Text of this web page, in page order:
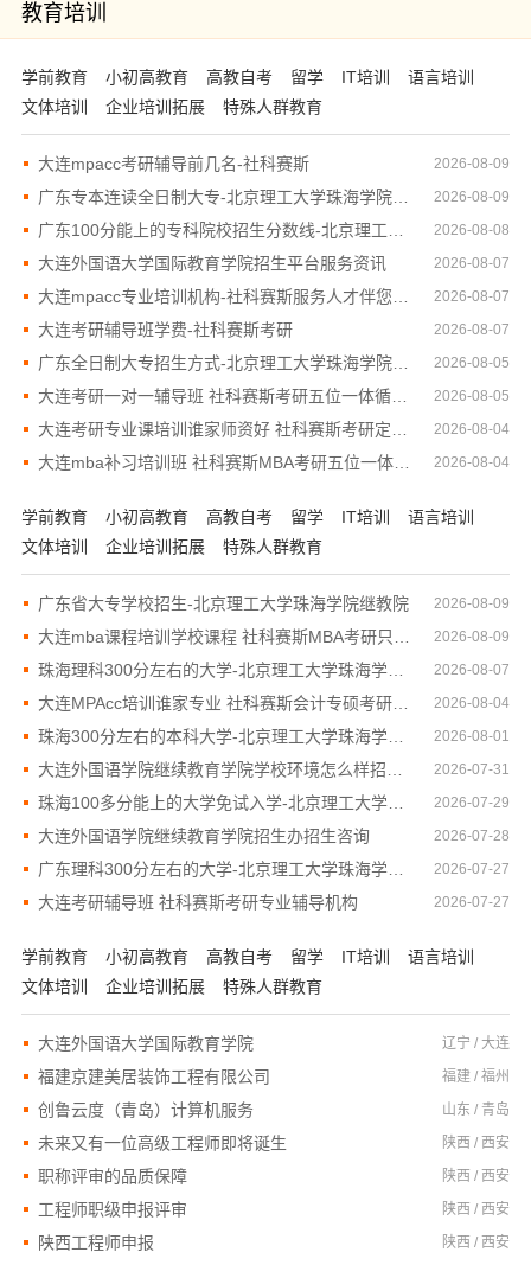
教育培训
学前教育 小初高教育 高教自考 留学 IT培训
语言培训
文体培训
企业培训拓展 特殊人群教育
大连mpacc考研辅导前几名-社科赛斯 2026-08-09
广东专本连读全日制大专-北京理工大学珠海学院继续教育学院 2026-08-09
2026-08-08
大连外国语大学国际教育学院招生平台服务资讯 2026-08-07
2026-08-07
大连考研辅导班学费-社科赛斯考研 2026-08-07
广东全日制大专招生方式-北京理工大学珠海学院继教院 2026-08-05
大连考研一对一辅导班 社科赛斯考研五位一体循环教学 2026-08-05
2026-08-04
大连mba补习培训班 社科赛斯MBA考研五位一体循环教学 2026-08-04
学前教育 小初高教育 高教自考 留学 IT培训
语言培训
文体培训
企业培训拓展 特殊人群教育
广东省大专学校招生-北京理工大学珠海学院继教院 2026-08-09
2026-08-09
珠海理科300分左右的大学-北京理工大学珠海学院继续教育学院 2026-08-07
大连MPAcc培训谁家专业 社科赛斯会计专硕考研定制专属学生方案 2026-08-04
珠海300分左右的本科大学-北京理工大学珠海学院继续教育学院 2026-08-01
2026-07-31
珠海100多分能上的大学免试入学-北京理工大学珠海学院继教院 2026-07-29
大连外国语学院继续教育学院招生办招生咨询 2026-07-28
广东理科300分左右的大学-北京理工大学珠海学院继续教育学院 2026-07-27
大连考研辅导班 社科赛斯考研专业辅导机构 2026-07-27
学前教育 小初高教育 高教自考 留学 IT培训
语言培训
文体培训
企业培训拓展 特殊人群教育
大连外国语大学国际教育学院 辽宁 / 大连
福建京建美居装饰工程有限公司 福建 / 福州
创鲁云度（青岛）计算机服务 山东 / 青岛
未来又有一位高级工程师即将诞生 陕西 / 西安
职称评审的品质保障 陕西 / 西安
工程师职级申报评审 陕西 / 西安
陕西工程师申报 陕西 / 西安